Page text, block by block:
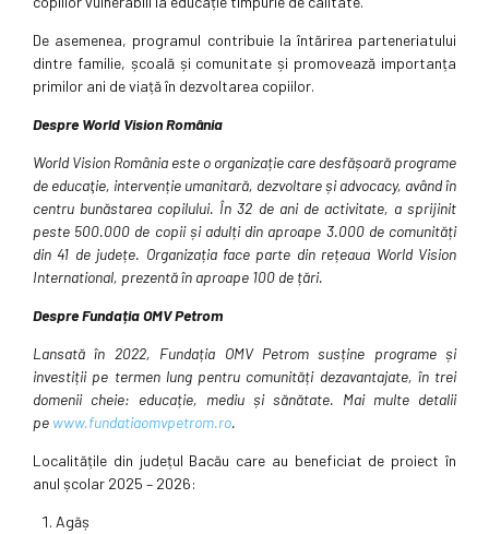
De asemenea, programul contribuie la întărirea parteneriatului
dintre familie, școală și comunitate și promovează importanța
primilor ani de viață în dezvoltarea copiilor.
Despre World Vision România
World Vision România este o organizație care desfășoară programe
de educaţie, intervenție umanitară, dezvoltare și advocacy, având în
centru bunăstarea copilului. În 32 de ani de activitate, a sprijinit
peste 500.000 de copii și adulți din aproape 3.000 de comunități
din 41 de județe. Organizația face parte din rețeaua World Vision
International, prezentă în aproape 100 de țări.
Despre Fundația OMV Petrom
Lansată în 2022, Fundația OMV Petrom susține programe și
investiții pe termen lung pentru comunități dezavantajate, în trei
domenii cheie: educație, mediu și sănătate. Mai multe detalii
pe www.fundatiaomvpetrom.ro.
Localitățile din județul Bacău care au beneficiat de proiect în
anul școlar 2025 – 2026:
Agăș